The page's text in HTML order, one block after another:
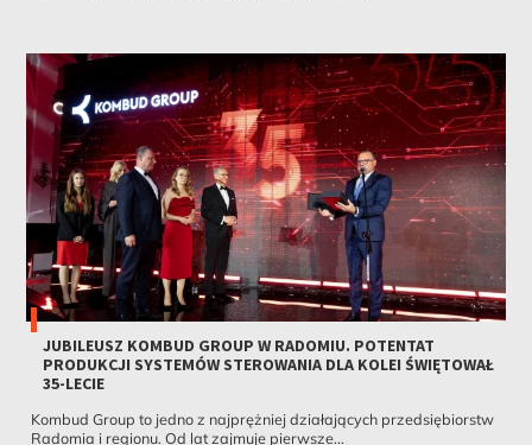
JUBILEUSZ KOMBUD GROUP W RADOMIU. POTENTAT
PRODUKCJI SYSTEMÓW STEROWANIA DLA KOLEI ŚWIĘTOWAŁ
35-LECIE
Kombud Group to jedno z najprężniej działających przedsiębiorstw
Radomia i regionu. Od lat zajmuje pierwsze...